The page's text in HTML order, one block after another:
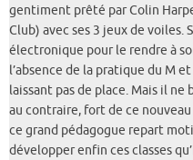
gentiment prêté par Colin
Club) avec ses 3 jeux de
électronique pour le rendre à
l’absence de la pratique du M
laissant pas de place. Mais il ne
au contraire, fort de ce
ce grand pédagogue repart
développer enfin ces classes